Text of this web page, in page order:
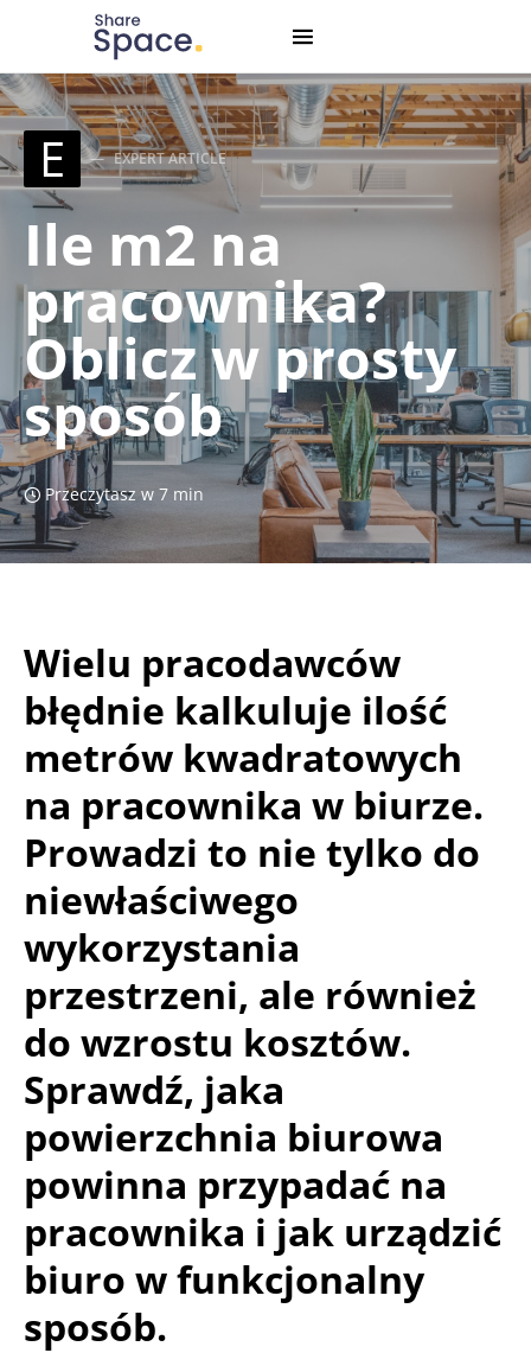
Search for:
When autocomplete results are available use up and
E EXPERT ARTICLE
Ile m2 na
pracownika?
Oblicz w prosty
sposób
Przeczytasz w 7 min
Wielu pracodawców
błędnie kalkuluje ilość
metrów kwadratowych
na pracownika w biurze.
Prowadzi to nie tylko do
niewłaściwego
wykorzystania
przestrzeni, ale również
do wzrostu kosztów.
Sprawdź, jaka
powierzchnia biurowa
powinna przypadać na
pracownika i jak urządzić
biuro w funkcjonalny
sposób.